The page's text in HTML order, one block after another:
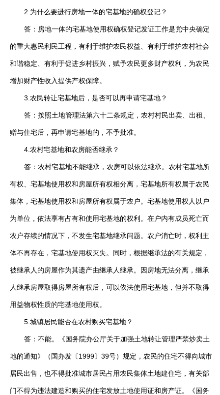
2.为什么要进行房地一体的宅基地的确权登记？
答：房地一体的宅基地使用权确权登记发证工作是党中央确定
的重大惠民利民工程，有利于维护农民权益、有利于维护农村社会
和谐稳定、有利于促进乡村振兴，赋予农民更多财产权利，为农民
增加财产性收入提供产权保障。
3.农民转让宅基地后，是否可以再申请宅基地？
答：按照土地管理法第六十二条规定，农村村民出卖、出租、
赠与住宅后，再申请宅基地的，不予批准。
4.农村宅基地和农房能否继承？
答：农村宅基地不能继承，农房可以依法继承。农村宅基地所
有权、宅基地使用权和房屋所有权相分离，宅基地所有权属于农民
集体，宅基地使用权和房屋所有权属于农户。宅基地使用权人以户
为单位，依法享有占有和使用宅基地的权利。在户内有成员死亡而
农户存续的情况下，不发生宅基地继承问题。农户消亡时，权利主
体不再存在，宅基地使用权灭失。同时，根据继承法的有关规定，
被继承人的房屋作为其遗产由继承人继承。因房地无法分离，继承
人继承房屋取得房屋所有权后，可以依法使用宅基地，但并不取得
用益物权性质的宅基地使用权。
5.城镇居民能否在农村购买宅基地？
答：不能。《国务院办公厅关于加强土地转让管理严禁炒卖土
地的通知》（国办发〔1999〕39号）规定，农民的住宅不得向城市
居民出售，也不得批准城市居民占用农民集体土地建住宅，有关部
门不得为违法建造和购买的住宅发放土地使用证和房产证。《国务